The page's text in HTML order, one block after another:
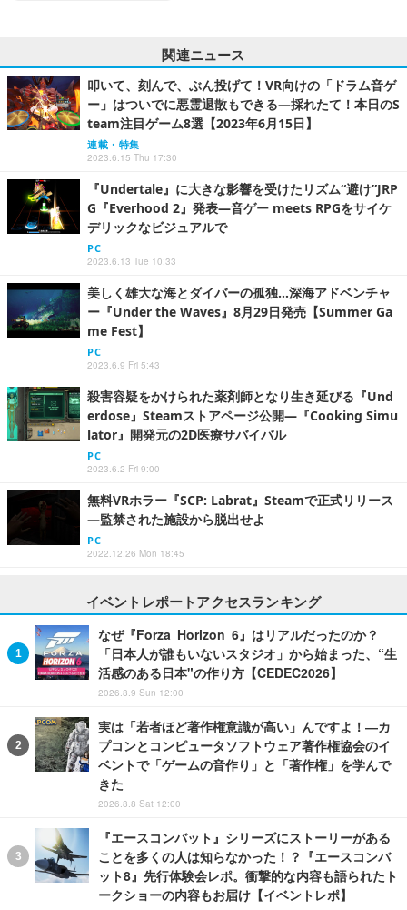
関連ニュース
叩いて、刻んで、ぶん投げて！VR向けの「ドラム音ゲ
ー」はついでに悪霊退散もできる―採れたて！本日のS
team注目ゲーム8選【2023年6月15日】
連載・特集
2023.6.15 Thu 17:30
『Undertale』に大きな影響を受けたリズム“避け”JRP
G『Everhood 2』発表―音ゲー meets RPGをサイケ
デリックなビジュアルで
PC
2023.6.13 Tue 10:33
美しく雄大な海とダイバーの孤独…深海アドベンチャ
ー『Under the Waves』8月29日発売【Summer Ga
me Fest】
PC
2023.6.9 Fri 5:43
殺害容疑をかけられた薬剤師となり生き延びる『Und
erdose』Steamストアページ公開―『Cooking Simu
lator』開発元の2D医療サバイバル
PC
2023.6.2 Fri 9:00
無料VRホラー『SCP: Labrat』Steamで正式リリース
―監禁された施設から脱出せよ
PC
2022.12.26 Mon 18:45
イベントレポートアクセスランキング
なぜ『Forza Horizon 6』はリアルだったのか？
「日本人が誰もいないスタジオ」から始まった、“生
活感のある日本"の作り方【CEDEC2026】
2026.8.9 Sun 12:00
実は「若者ほど著作権意識が高い」んですよ！―カ
プコンとコンピュータソフトウェア著作権協会のイ
ベントで「ゲームの音作り」と「著作権」を学んで
きた
2026.8.8 Sat 12:00
『エースコンバット』シリーズにストーリーがある
ことを多くの人は知らなかった！？『エースコンバ
ット8』先行体験会レポ。衝撃的な内容も語られたト
ークショーの内容もお届け【イベントレポ】